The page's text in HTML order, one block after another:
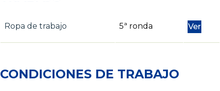
Ropa de trabajo 5ª ronda Ver
CONDICIONES DE TRABAJO